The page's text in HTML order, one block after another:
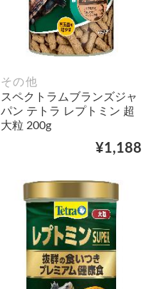
その他
スペクトラムブランズジャ
パン テトラ レプトミン 超
大粒 200g
¥1,188